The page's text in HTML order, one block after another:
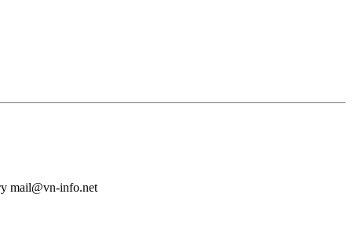
mail@vn-info.net